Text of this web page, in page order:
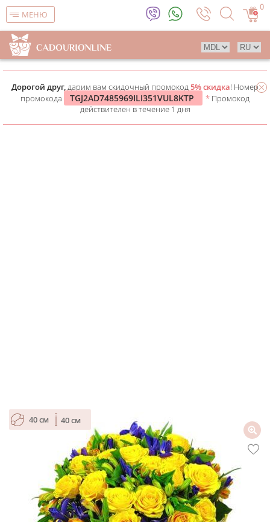
МЕНЮ
0
Дорогой друг,дарим вам скидочный промокод5% скидка! Номер
промокода
TGJ2AD7485969ILI351VUL8KTP * Промокод
действителен в течение 1 дня
40 см 40 см